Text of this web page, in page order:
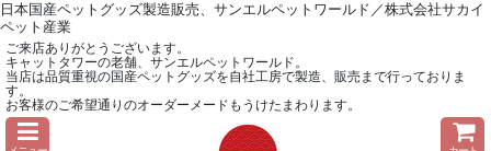
日本国産ペットグッズ製造販売、サンエルペットワールド／株式会社サカイ
ペット産業
ご来店ありがとうございます。
キャットタワーの老舗、サンエルペットワールド。
当店は品質重視の国産ペットグッズを自社工房で製造、販売まで行っておりま
す。
お客様のご希望通りのオーダーメードもうけたまわります。